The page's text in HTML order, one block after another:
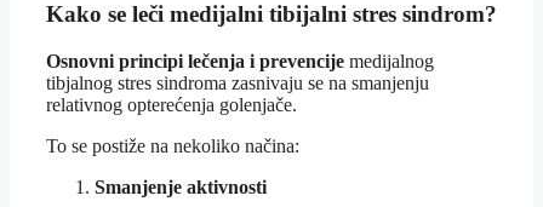
Kako se leči medijalni tibijalni stres sindrom?
Osnovni principi lečenja i prevencije medijalnog
tibjalnog stres sindroma zasnivaju se na smanjenju
relativnog opterećenja golenjače.
To se postiže na nekoliko načina:
Smanjenje aktivnosti